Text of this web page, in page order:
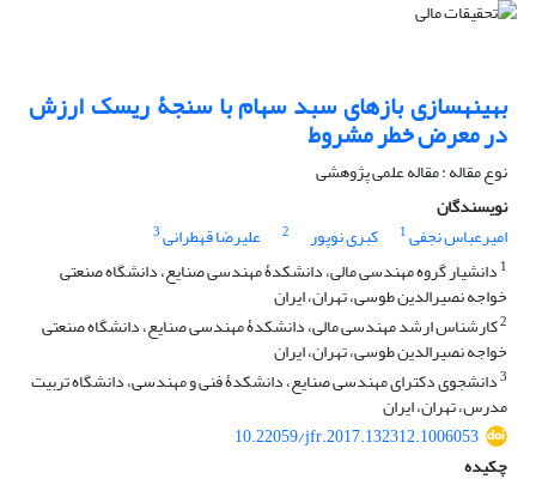
بهینه‎سازی بازه‎ای سبد سهام با سنجۀ ریسک ارزش
در معرض خطر مشروط
نوع مقاله : مقاله علمی پژوهشی
نویسندگان
امیرعباس نجفی1 کبری نوپور 2 علیرضا قهطرانی3
1 دانشیار گروه مهندسی مالی، دانشکدۀ مهندسی صنایع، دانشگاه صنعتی
خواجه نصیرالدین طوسی، تهران، ایران
2کارشناس ارشد مهندسی مالی، دانشکدۀ مهندسی صنایع، دانشگاه صنعتی
خواجه نصیرالدین طوسی، تهران، ایران
3دانشجوی دکترای مهندسی صنایع، دانشکدۀ فنی و مهندسی، دانشگاه تربیت
مدرس، تهران، ایران
10.22059/jfr.2017.132312.1006053
چکیده